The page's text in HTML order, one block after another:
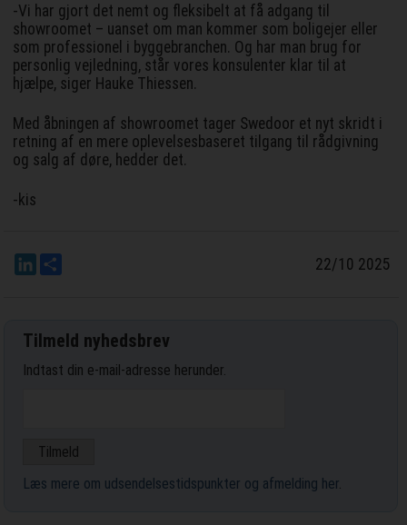
-Vi har gjort det nemt og fleksibelt at få adgang til
showroomet – uanset om man kommer som boligejer eller
som professionel i byggebranchen. Og har man brug for
personlig vejledning, står vores konsulenter klar til at
hjælpe, siger Hauke Thiessen.
Med åbningen af showroomet tager Swedoor et nyt skridt i
retning af en mere oplevelsesbaseret tilgang til rådgivning
og salg af døre, hedder det.
-kis
LinkedIn 22/10 2025
Tilmeld nyhedsbrev
Indtast din e-mail-adresse herunder.
Læs mere om udsendelsestidspunkter og afmelding her.